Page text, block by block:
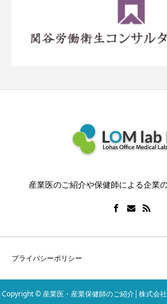
産業医のご紹介や保健師による企業
プライバシーポリシー
Copyright © 産業医・産業保健師のご紹介│株式会